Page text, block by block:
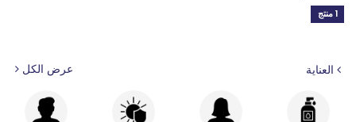
1 منتج
العناية عرض الكل